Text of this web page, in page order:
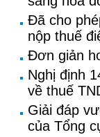
Đã cho
nộp thuế
Đơn giản
Nghị định
về thuế
Giải đáp
của Tổng